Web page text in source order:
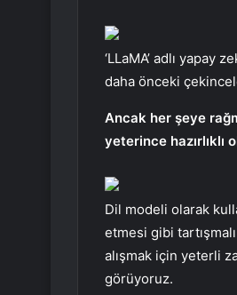
‘LLaMA’ adlı yapay
daha önceki
Ancak her şeye
yeterince hazırlıklı
Dil modeli olarak
etmesi gibi
alışmak için yeterli
görüyoruz.